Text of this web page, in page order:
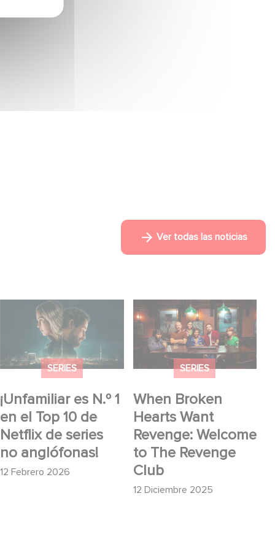
Ver todas las noticias
SERIES
¡Unfamiliar es N.º 1
en el Top 10 de
Netflix de series
no anglófonas!
12 Febrero 2026
¡Unfamiliar es N.º 1 en
el Top 10 de Netflix de
series no anglófonas!
SERIES
When Broken
Hearts Want
Revenge: Welcome
to The Revenge
Club
12 Diciembre 2025
When Broken Hearts
Want Revenge:
Welcome to The
Revenge Club